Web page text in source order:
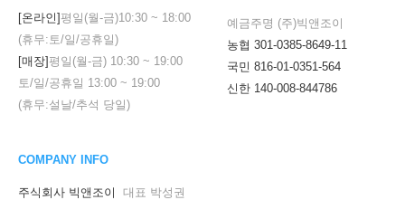
[온라인] 평일(월-금)10:30 ~ 18:00
(휴무:토/일/공휴일)
[매장] 평일(월-금) 10:30 ~ 19:00
토/일/공휴일 13:00 ~ 19:00
(휴무:설날/추석 당일)
예금주명 (주)빅앤조이
농협 301-0385-8649-11
국민 816-01-0351-564
신한 140-008-844786
COMPANY INFO
주식회사 빅앤조이 대표 박성권